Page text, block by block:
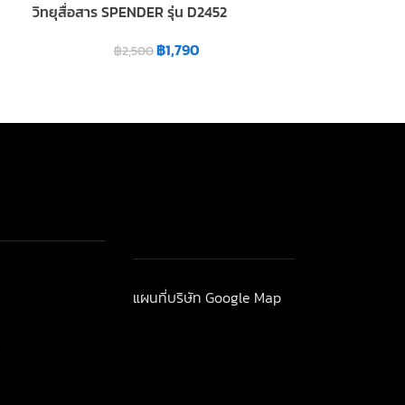
วิทยุสื่อสาร SPENDER รุ่น D2452
฿2,500฿1,790
แผนที่บริษัท Google Map